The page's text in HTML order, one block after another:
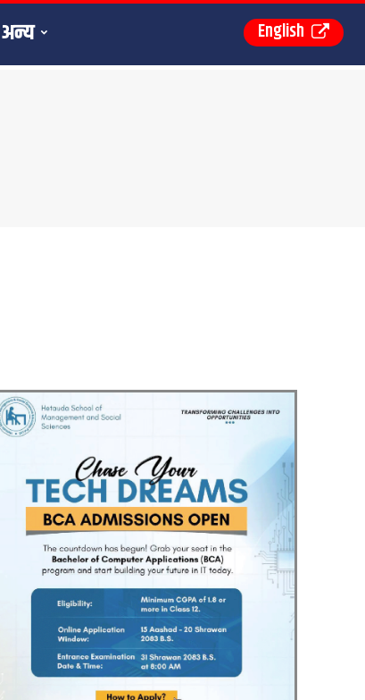
अन्य English